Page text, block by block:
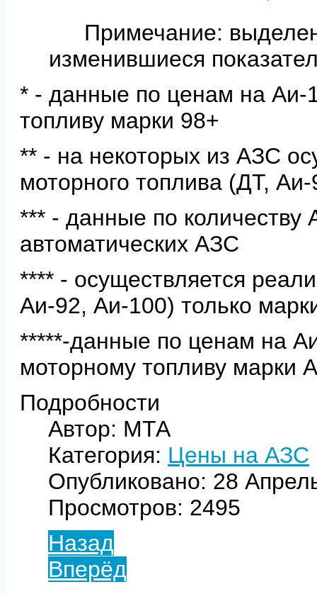
Примечание:
изменившиеся
* - данные по ценам на Аи-
топливу марки 98+
** - на некоторых из АЗС
моторного топлива (ДТ,
*** - данные по количеству
автоматических АЗС
**** - осуществляется
Аи-92, Аи-100) только
*****-данные по ценам на
моторному топливу марки
Подробности
Автор: МТА
Категория: Цены на АЗС
Опубликовано: 28
Просмотров: 2495
Назад
Вперёд